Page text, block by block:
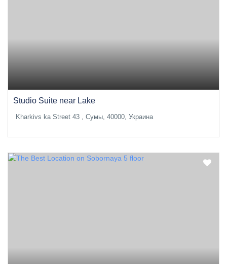
Studio Suite near Lake
Kharkivs ka Street 43 , Сумы, 40000, Украина